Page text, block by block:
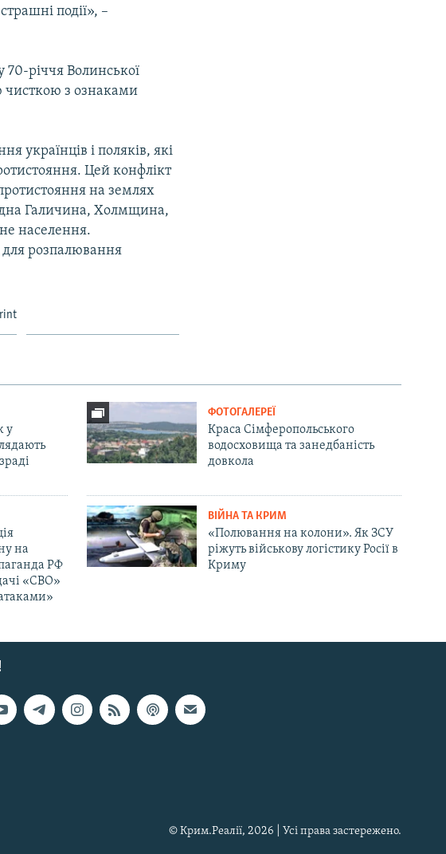
події», –
річчя Волинської
чисткою з ознаками
українців і поляків, які
Цей конфлікт
на землях
Галичина, Холмщина,
населення.
для розпалювання
у
ФОТОГАЛЕРЕЇ
Краса Сімферопольського
водосховища та занедбаність
довкола
на
РФ
«СВО»
ВІЙНА ТА КРИМ
«Полювання на колони». Як ЗСУ
ріжуть військову логістику Росії в
Криму
© Крим.Реалії, 2026 | Усі права застережено.